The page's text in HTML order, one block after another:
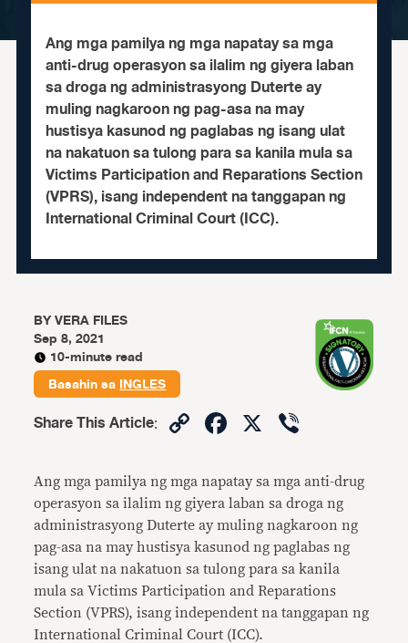
Ang mga pamilya ng mga napatay sa mga
anti-drug operasyon sa ilalim ng giyera laban
sa droga ng administrasyong Duterte ay
muling nagkaroon ng pag-asa na may
hustisya kasunod ng paglabas ng isang ulat
na nakatuon sa tulong para sa kanila mula sa
Victims Participation and Reparations Section
(VPRS), isang independent na tanggapan ng
International Criminal Court (ICC).
BYVERA FILES
Sep 8, 2021
10-minute read
Basahin saINGLES
Share This Article: CopyFacebook
X
Ang mga pamilya ng mga napatay sa mga anti-drug
operasyon sa ilalim ng giyera laban sa droga ng
administrasyong Duterte ay muling nagkaroon ng
pag-asa na may hustisya kasunod ng paglabas ng
isang ulat na nakatuon sa tulong para sa kanila
mula sa Victims Participation and Reparations
Section (VPRS), isang independent na tanggapan ng
International Criminal Court (ICC).